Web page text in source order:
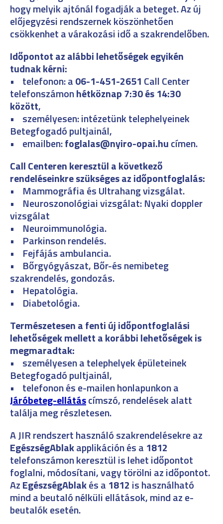
hogy melyik ajtónál fogadják a beteget. Az új
előjegyzési rendszernek köszönhetően
csökkenhet a várakozási idő a szakrendelőben.
Időpontot az alábbi lehetőségek egyikén
tudnak kérni:
• telefonon: a06-1-451-2651 Call Center
telefonszámonhétköznap 7:30 és 14:30
között,
• személyesen: intézetünk telephelyeinek
Betegfogadó pultjainál,
• emailben:foglalas@nyiro-opai.hucímen.
Call Centeren keresztül a következő
rendeléseinkre szükséges az időpontfoglalás:
• Mammográfia és Ultrahang vizsgálat.
• Neuroszonológiai vizsgálat: Nyaki doppler
vizsgálat
• Neuroimmunológia.
• Parkinson rendelés.
• Fejfájás ambulancia.
• Bőrgyógyászat, Bőr-és nemibeteg
szakrendelés, gondozás.
• Hepatológia.
• Diabetológia.
Természetesen a fenti új időpontfoglalási
lehetőségek mellett a korábbi lehetőségek is
megmaradtak:
• személyesen a telephelyek épületeinek
Betegfogadó pultjainál,
• telefonon és e-mailen honlapunkon a
Járóbeteg-ellátáscímszó, rendelések alatt
találja meg részletesen.
A JIR rendszert használó szakrendelésekre az
EgészségAblakapplikáción és a 1812
telefonszámon keresztül is lehet időpontot
foglalni, módosítani, vagy törölni az időpontot.
AzEgészségAblakés a 1812 is használható
mind a beutaló nélküli ellátások, mind az e-
beutalók esetén.